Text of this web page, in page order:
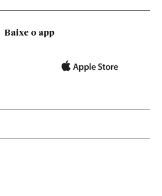
Baixe o app